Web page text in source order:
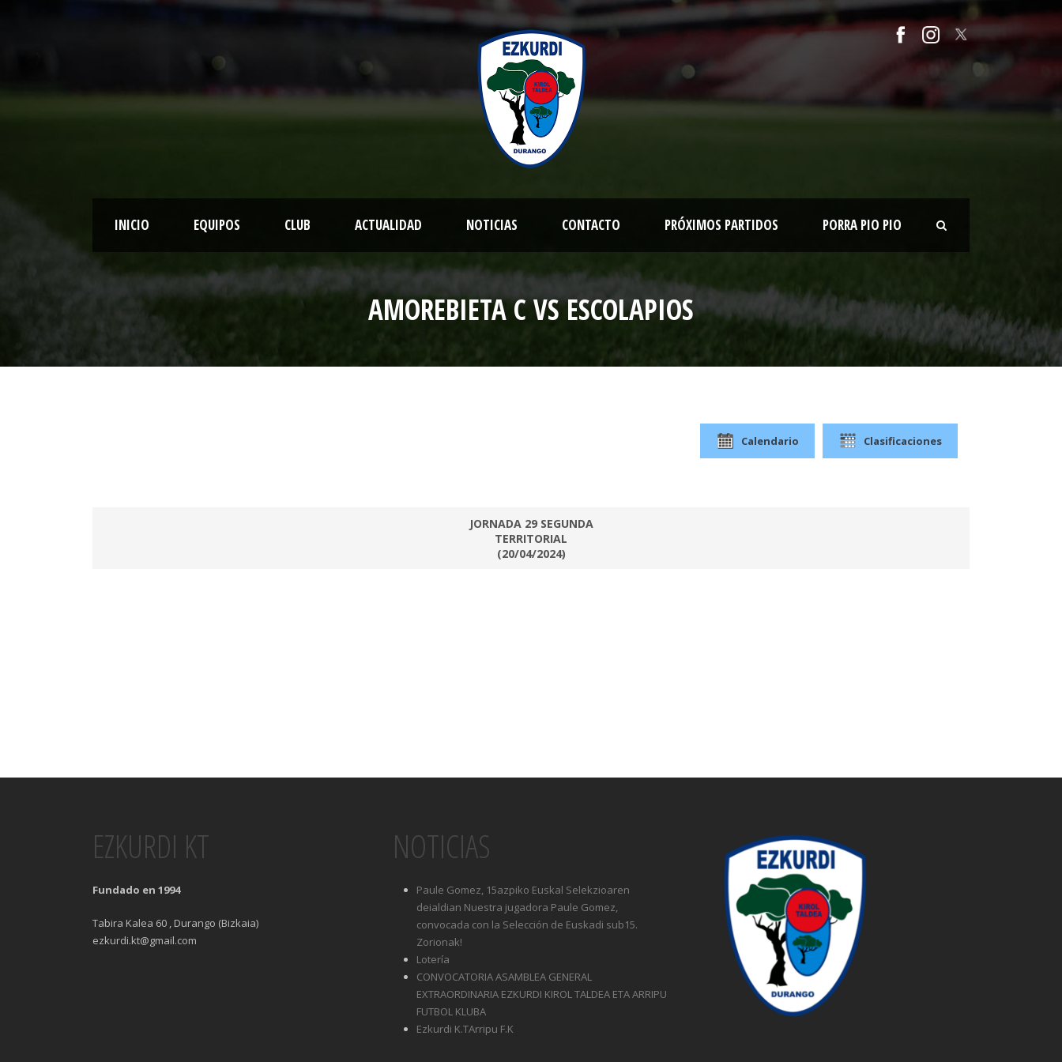
INICIO EQUIPOS CLUB ACTUALIDAD NOTICIAS CONTACTO PRÓXIMOS PARTIDOS PORRA PIO PIO
AMOREBIETA C VS ESCOLAPIOS
Calendario Clasificaciones
JORNADA 29 SEGUNDA
TERRITORIAL
(20/04/2024)
EZKURDI KT
Fundado en 1994
Tabira Kalea 60 , Durango (Bizkaia)
ezkurdi.kt@gmail.com
NOTICIAS
Paule Gomez, 15azpiko Euskal Selekzioaren
deialdian Nuestra jugadora Paule Gomez,
convocada con la Selección de Euskadi sub15.
Zorionak!
Lotería
CONVOCATORIA ASAMBLEA GENERAL
EXTRAORDINARIA EZKURDI KIROL TALDEA ETA ARRIPU
FUTBOL KLUBA
Ezkurdi K.TArripu F.K